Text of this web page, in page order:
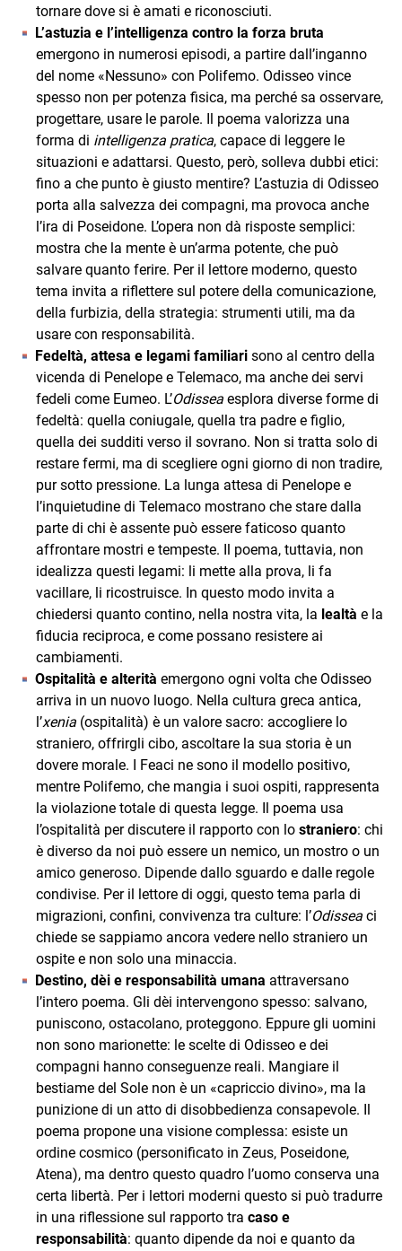
tornare dove si è amati e riconosciuti.
L’astuzia e l’intelligenza contro la forza bruta
emergono in numerosi episodi, a partire dall’inganno
del nome «Nessuno» con Polifemo. Odisseo vince
spesso non per potenza fisica, ma perché sa osservare,
progettare, usare le parole. Il poema valorizza una
forma di intelligenza pratica, capace di leggere le
situazioni e adattarsi. Questo, però, solleva dubbi etici:
fino a che punto è giusto mentire? L’astuzia di Odisseo
porta alla salvezza dei compagni, ma provoca anche
l’ira di Poseidone. L’opera non dà risposte semplici:
mostra che la mente è un’arma potente, che può
salvare quanto ferire. Per il lettore moderno, questo
tema invita a riflettere sul potere della comunicazione,
della furbizia, della strategia: strumenti utili, ma da
usare con responsabilità.
Fedeltà, attesa e legami familiari sono al centro della
vicenda di Penelope e Telemaco, ma anche dei servi
fedeli come Eumeo. L’Odissea esplora diverse forme di
fedeltà: quella coniugale, quella tra padre e figlio,
quella dei sudditi verso il sovrano. Non si tratta solo di
restare fermi, ma di scegliere ogni giorno di non tradire,
pur sotto pressione. La lunga attesa di Penelope e
l’inquietudine di Telemaco mostrano che stare dalla
parte di chi è assente può essere faticoso quanto
affrontare mostri e tempeste. Il poema, tuttavia, non
idealizza questi legami: li mette alla prova, li fa
vacillare, li ricostruisce. In questo modo invita a
chiedersi quanto contino, nella nostra vita, la lealtà e la
fiducia reciproca, e come possano resistere ai
cambiamenti.
Ospitalità e alterità emergono ogni volta che Odisseo
arriva in un nuovo luogo. Nella cultura greca antica,
l’xenia (ospitalità) è un valore sacro: accogliere lo
straniero, offrirgli cibo, ascoltare la sua storia è un
dovere morale. I Feaci ne sono il modello positivo,
mentre Polifemo, che mangia i suoi ospiti, rappresenta
la violazione totale di questa legge. Il poema usa
l’ospitalità per discutere il rapporto con lo straniero: chi
è diverso da noi può essere un nemico, un mostro o un
amico generoso. Dipende dallo sguardo e dalle regole
condivise. Per il lettore di oggi, questo tema parla di
migrazioni, confini, convivenza tra culture: l’Odissea ci
chiede se sappiamo ancora vedere nello straniero un
ospite e non solo una minaccia.
Destino, dèi e responsabilità umana attraversano
l’intero poema. Gli dèi intervengono spesso: salvano,
puniscono, ostacolano, proteggono. Eppure gli uomini
non sono marionette: le scelte di Odisseo e dei
compagni hanno conseguenze reali. Mangiare il
bestiame del Sole non è un «capriccio divino», ma la
punizione di un atto di disobbedienza consapevole. Il
poema propone una visione complessa: esiste un
ordine cosmico (personificato in Zeus, Poseidone,
Atena), ma dentro questo quadro l’uomo conserva una
certa libertà. Per i lettori moderni questo si può tradurre
in una riflessione sul rapporto tra caso e
responsabilità: quanto dipende da noi e quanto da